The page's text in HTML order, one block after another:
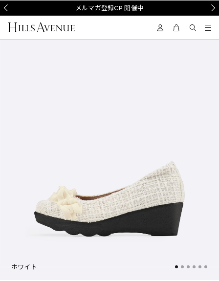
メルマガ登録CP 開催中
ホワイト